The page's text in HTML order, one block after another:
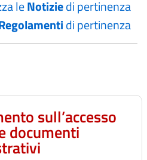
leNotiziedi pertinenza
di pertinenza
sull’accesso
documenti